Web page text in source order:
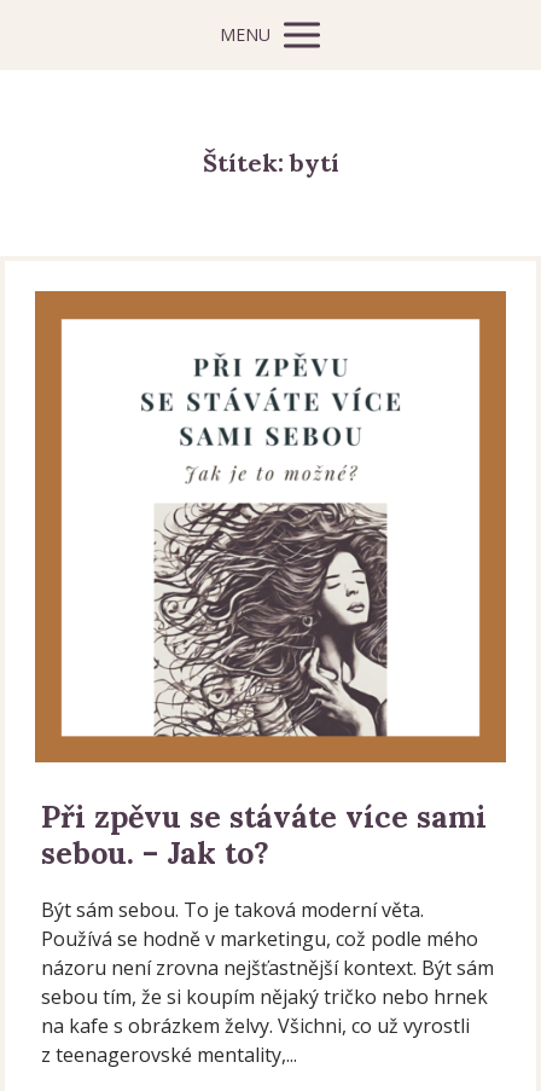
MENU
Štítek: bytí
Při zpěvu se stáváte více sami
sebou. – Jak to?
Být sám sebou. To je taková moderní věta.
Používá se hodně v marketingu, což podle mého
názoru není zrovna nejšťastnější kontext. Být sám
sebou tím, že si koupím nějaký tričko nebo hrnek
na kafe s obrázkem želvy. Všichni, co už vyrostli
z teenagerovské mentality,...